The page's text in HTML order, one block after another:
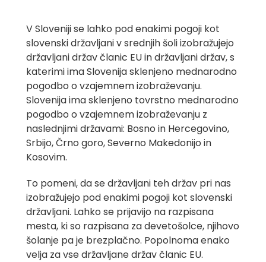
V Sloveniji se lahko pod enakimi pogoji kot
slovenski državljani v srednjih šoli izobražujejo
državljani držav članic EU in državljani držav, s
katerimi ima Slovenija sklenjeno mednarodno
pogodbo o vzajemnem izobraževanju.
Slovenija ima sklenjeno tovrstno mednarodno
pogodbo o vzajemnem izobraževanju z
naslednjimi državami: Bosno in Hercegovino,
Srbijo, Črno goro, Severno Makedonijo in
Kosovim.
To pomeni, da se državljani teh držav pri nas
izobražujejo pod enakimi pogoji kot slovenski
državljani. Lahko se prijavijo na razpisana
mesta, ki so razpisana za devetošolce, njihovo
šolanje pa je brezplačno. Popolnoma enako
velja za vse državljane držav članic EU.